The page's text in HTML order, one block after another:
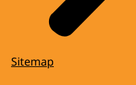
Sitemap